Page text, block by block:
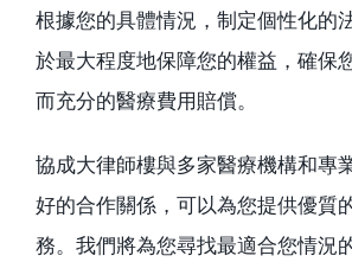
根據您的具體情況，制定個性化的
於最大程度地保障您的權益，確保
而充分的醫療費用賠償。
協成大律師樓與多家醫療機構和專
好的合作關係，可以為您提供優質
務。我們將為您尋找最適合您情況